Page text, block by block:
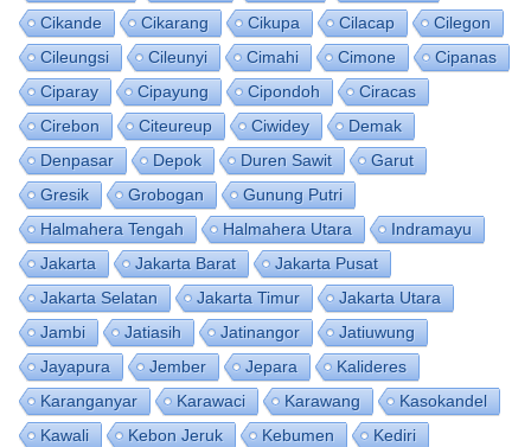
Cikande
Cikarang Cikupa Cilacap
Cilegon
Cileungsi
Cileunyi Cimahi Cimone
Cipanas
Ciparay
Cipayung Cipondoh
Ciracas
Cirebon
Citeureup Ciwidey
Demak
Denpasar
Depok Duren Sawit
Garut
Gresik
Grobogan
Gunung Putri
Halmahera Tengah
Halmahera Utara
Indramayu
Jakarta
Jakarta Barat
Jakarta Pusat
Jakarta Selatan
Jakarta Timur
Jakarta Utara
Jambi
Jatiasih Jatinangor
Jatiuwung
Jayapura
Jember Jepara
Kalideres
Karanganyar
Karawaci Karawang
Kasokandel
Kawali
Kebon Jeruk Kebumen
Kediri